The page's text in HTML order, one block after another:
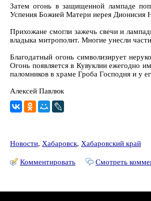
Затем огонь в защищенной лампаде
Успения Божией Матери иерея Дионисия
Прихожане смогли зажечь свечи и
владыка митрополит. Многие унесли
Благодатный огонь символизирует
Огонь появляется в Кувуклии ежегодно
паломников в храме Гроба Господня и у
Алексей Павлюк
Новости, Хабаровск, Хабаровский край
Комментировать Смотреть